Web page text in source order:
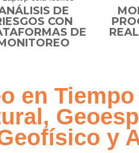
DE
CON
DE
en Tiempo
y